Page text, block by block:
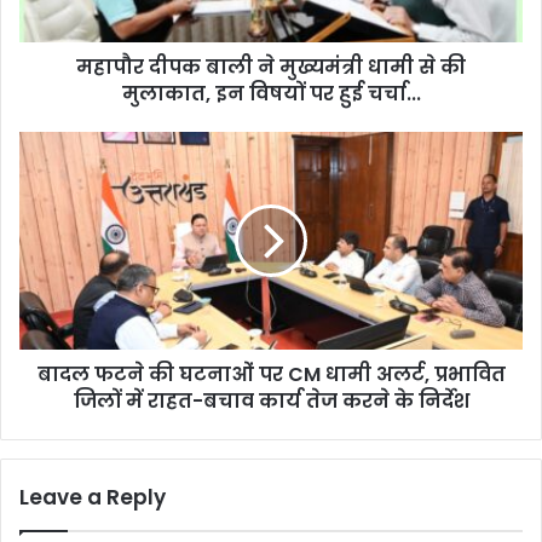
बा
ली
मं
त्री
धा
मी
से
की
मु
ला
का
न
ष
महापौर दीपक बाली ने मुख्यमंत्री धामी से की
मुलाकात, इन विषयों पर हुई चर्चा...
बा
द
फ
ट
ने
की
घ
ट
M
धा
बादल फटने की घटनाओं पर CM धामी अलर्ट, प्रभावित
जिलों में राहत-बचाव कार्य तेज करने के निर्देश
Leave a Reply